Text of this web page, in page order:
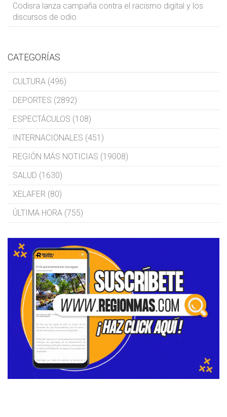
Codisra lanza campaña contra el racismo digital y los
discursos de odio
CATEGORÍAS
CULTURA (496)
DEPORTES (2892)
ESPECTÁCULOS (108)
INTERNACIONALES (451)
REGIÓN MÁS NOTICIAS (19008)
SALUD (1630)
XELAFER (80)
ÚLTIMA HORA (755)